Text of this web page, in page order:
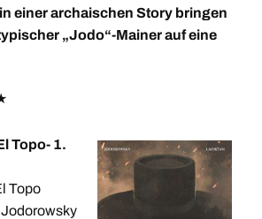
einer archaischen Story bringen
„Jodo“-Mainer auf eine
Topo- 1.
Topo